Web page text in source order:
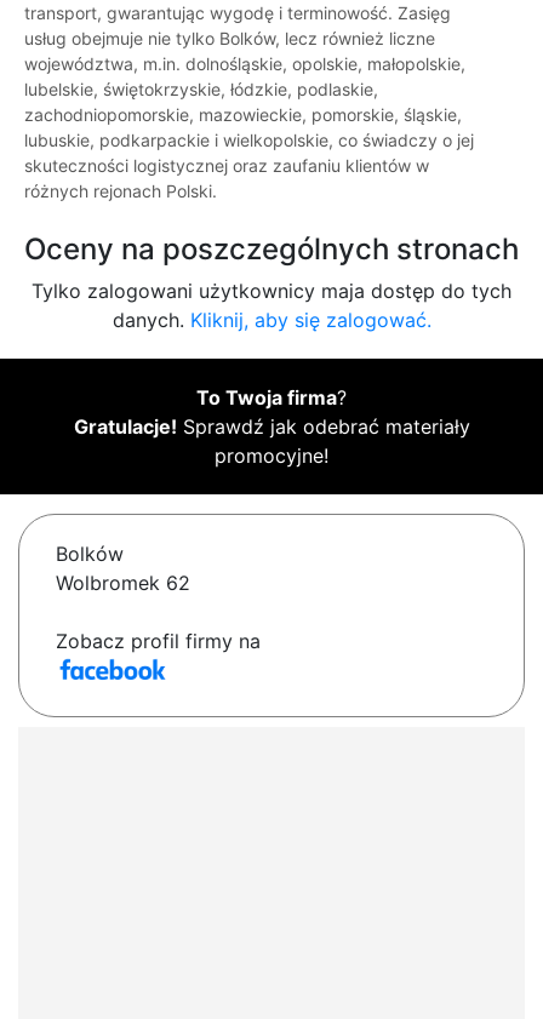
transport, gwarantując wygodę i terminowość. Zasięg
usług obejmuje nie tylko Bolków, lecz również liczne
województwa, m.in. dolnośląskie, opolskie, małopolskie,
lubelskie, świętokrzyskie, łódzkie, podlaskie,
zachodniopomorskie, mazowieckie, pomorskie, śląskie,
lubuskie, podkarpackie i wielkopolskie, co świadczy o jej
skuteczności logistycznej oraz zaufaniu klientów w
różnych rejonach Polski.
Oceny na poszczególnych stronach
Tylko zalogowani użytkownicy maja dostęp do tych
danych. Kliknij, aby się zalogować.
To Twoja firma?
Gratulacje! Sprawdź jak odebrać materiały
promocyjne!
Bolków
Wolbromek 62
Zobacz profil firmy na